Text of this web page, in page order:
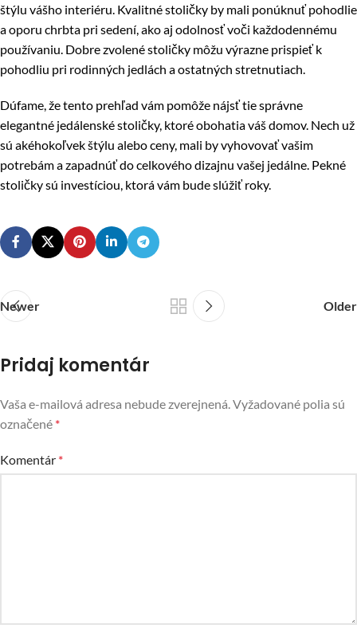
štýlu vášho interiéru. Kvalitné stoličky by mali ponúknuť pohodlie
a oporu chrbta pri sedení, ako aj odolnosť voči každodennému
používaniu. Dobre zvolené stoličky môžu výrazne prispieť k
pohodliu pri rodinných jedlách a ostatných stretnutiach.
Dúfame, že tento prehľad vám pomôže nájsť tie správne
elegantné jedálenské stoličky, ktoré obohatia váš domov. Nech už
sú akéhokoľvek štýlu alebo ceny, mali by vyhovovať vašim
potrebám a zapadnúť do celkového dizajnu vašej jedálne. Pekné
stoličky sú investíciou, ktorá vám bude slúžiť roky.
Newer Older
Pridaj komentár
Vaša e-mailová adresa nebude zverejnená. Vyžadované polia sú
označené *
Komentár *